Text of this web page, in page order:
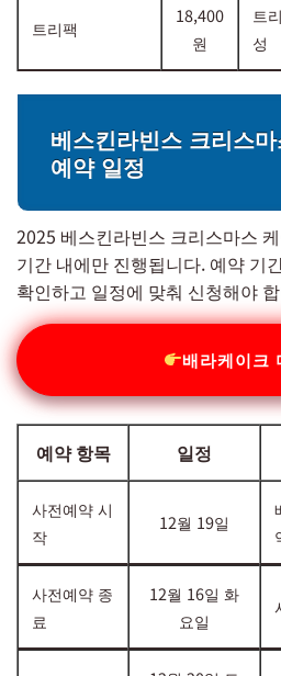
트리팩
18,400
원
트
성
베스킨라빈스 크리스
예약 일정
2025 베스킨라빈스 크리스마스
기간 내에만 진행됩니다. 예약 기
확인하고 일정에 맞춰 신청해야
배라케이크
예약 항목 일정
사전예약 시
작
12월 19일
사전예약 종
료
12월 16일 화
요일